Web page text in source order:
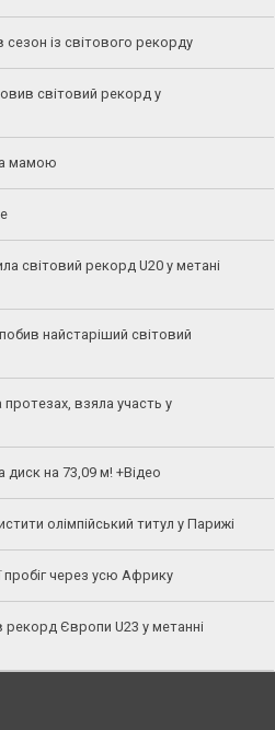
із світового рекорду
світовий рекорд у
мамою
світовий рекорд U20 у метані
найстаріший світовий
взяла участь у
диск на 73,09 м! +Відео
олімпійський титул у Парижі
пробіг через усю Африку
Європи U23 у метанні